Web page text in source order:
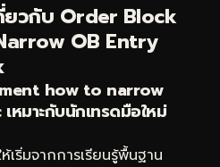
วกับ Order Block
OB Entry
how to narrow
มาะกับนักเทรดมือใหม่
เริ่มจากการเรียนรู้พื้นฐาน